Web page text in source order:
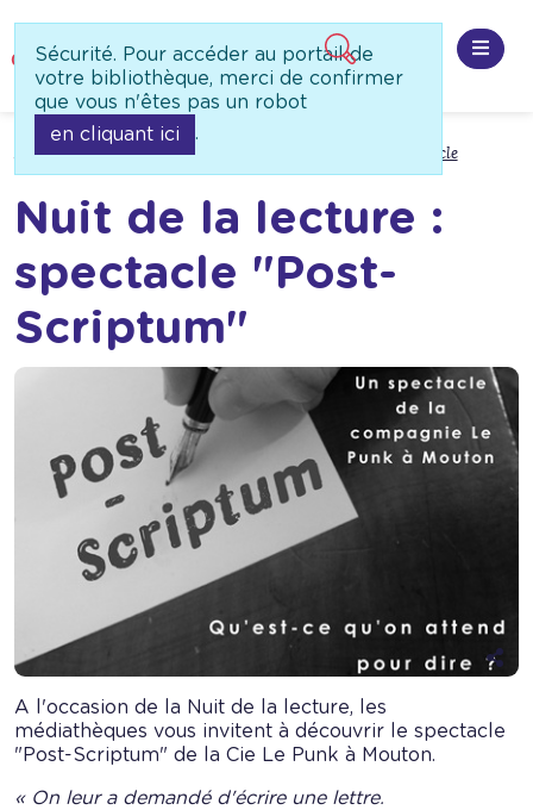
Sécurité. Pour accéder au portail de
votre bibliothèque, merci de confirmer
que vous n'êtes pas un robot
en cliquant ici
.
Accueil A ne pas manquer Spectacle
Nuit de la lecture :
spectacle "Post-
Scriptum"
les
de
A l'occasion de la Nuit de la lecture, les
médiathèques vous invitent à découvrir le spectacle
"Post-Scriptum" de la Cie Le Punk à Mouton.
« On leur a demandé d'écrire une lettre.